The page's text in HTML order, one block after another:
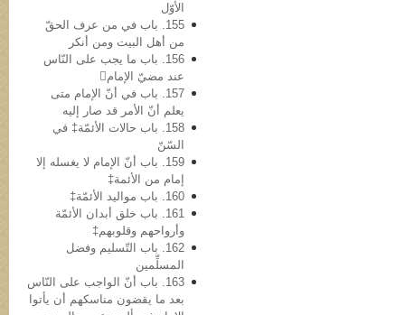
الأوّل
155. باب في من عرف الحقّ
من أهل البیت ومن أنکر
156. باب ما یجب على النّاس
عند مضيّ الإمام
157. باب في أنّ الإمام متی
یعلم أنّ الأمر قد صار إلیه
158. باب حالات الأئمّة‡ في
السّنّ
159. باب أنّ الإمام لا یغسله إلا
إمام من الأئمة‡
160. باب موالید الأئمّة‡
161. باب خلق أبدان الأئمّة
وأرواحهم وقلوبهم‡
162. باب التّسلیم وفضل
المسلِّمین
163. باب أنّ الواجب علی النّاس
بعد ما یقضون مناسکهم أن یأتوا